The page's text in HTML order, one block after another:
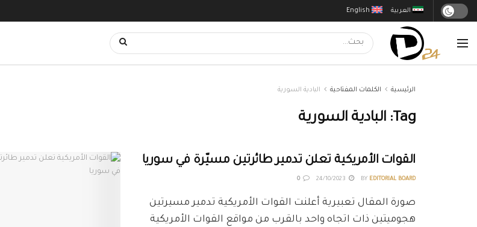
English العربية
الرئيسية الكلمات المفتاحية البادية السورية
Tag: البادية السورية
القوات الأمريكية تعلن تدمير طائرتين مسيّرة في سوريا
BY EDITORIAL BOARD
0
صورة المقال تعبيرية أعلنت القوات الأمريكية تدمير مسيرتين
هجوميتين ذات اتجاه واحد بالقرب من مواقع القوات الأمريكية